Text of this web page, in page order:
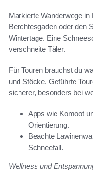
Markierte Wanderwege
Berchtesgaden oder den
Wintertage. Eine
verschneite Täler.
Für Touren brauchst du
und Stöcke. Geführte
sicherer, besonders bei
Apps wie Komoot
Orientierung.
Beachte
Schneefall.
Wellness und